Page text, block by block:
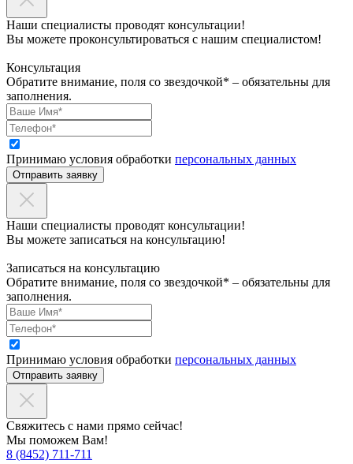
Наши специалисты проводят консультации!
Вы можете проконсультироваться с нашим специалистом!
Консультация
Обратите внимание, поля со звездочкой* – обязательны для
заполнения.
Принимаю условия обработки персональных данных
Отправить заявку
Наши специалисты проводят консультации!
Вы можете записаться на консультацию!
Записаться на консультацию
Обратите внимание, поля со звездочкой* – обязательны для
заполнения.
Принимаю условия обработки персональных данных
Отправить заявку
Свяжитесь с нами прямо сейчас!
Мы поможем Вам!
8 (8452) 711-711